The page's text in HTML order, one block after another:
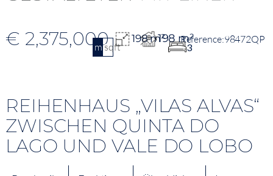
€ 2,375,000
m2sqft
198 m²198 m²
3
98472QP
REIHENHAUS „VILAS ALVAS“
ZWISCHEN QUINTA DO
LAGO UND VALE DO LOBO